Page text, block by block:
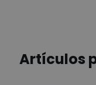
Artículos